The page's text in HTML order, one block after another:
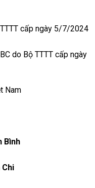
cấp ngày 5/7/2024
do Bộ TTTT cấp ngày
Nam
Bình
Chi